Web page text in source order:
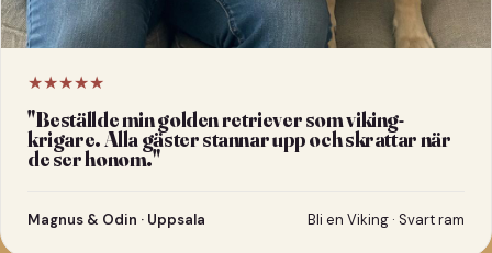
★★★★★
"Beställde min golden retriever som viking-
krigare. Alla gäster stannar upp och skrattar när
de ser honom."
Magnus & Odin · Uppsala Bli en Viking · Svart ram